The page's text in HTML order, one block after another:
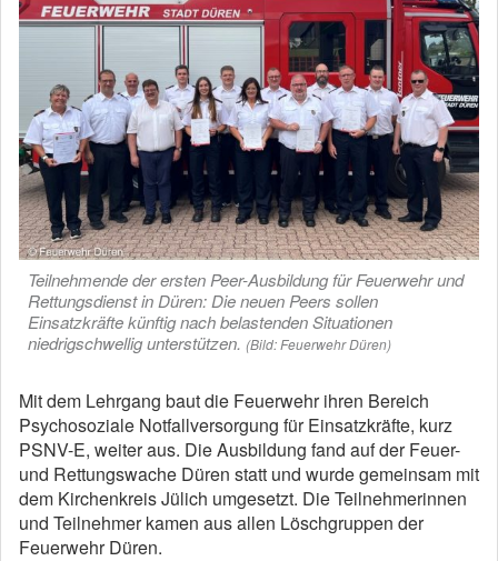
Teilnehmende der ersten Peer-Ausbildung für Feuerwehr und
Rettungsdienst in Düren: Die neuen Peers sollen
Einsatzkräfte künftig nach belastenden Situationen
niedrigschwellig unterstützen. (Bild: Feuerwehr Düren)
Mit dem Lehrgang baut die Feuerwehr ihren Bereich
Psychosoziale Notfallversorgung für Einsatzkräfte, kurz
PSNV-E, weiter aus. Die Ausbildung fand auf der Feuer-
und Rettungswache Düren statt und wurde gemeinsam mit
dem Kirchenkreis Jülich umgesetzt. Die Teilnehmerinnen
und Teilnehmer kamen aus allen Löschgruppen der
Feuerwehr Düren.